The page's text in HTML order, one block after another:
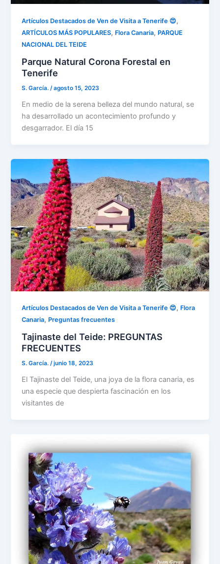
Artículos Destacados de Ven de Visita a Tenerife 😍,
ARTÍCULOS MÁS POPULARES, Flora Canaria, PARQUE
NACIONAL DEL TEIDE
Parque Natural Corona Forestal en
Tenerife
S. García./agosto 15, 2023
En medio de la serena belleza del mundo natural, se
ha desarrollado un acontecimiento profundo y
desgarrador. El día 15
Artículos Destacados de Ven de Visita a Tenerife 😍, Flora
Canaria, Preguntas frecuentes
Tajinaste del Teide: PREGUNTAS
FRECUENTES
S. García./junio 18, 2023
El Tajinaste del Teide, una joya de la flora canaria, es
una especie que despierta fascinación en los
visitantes de